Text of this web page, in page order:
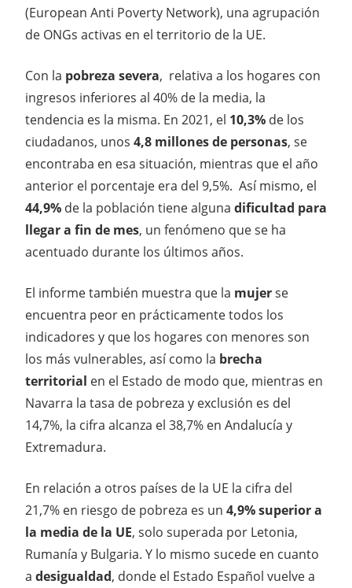
(European Anti Poverty Network), una agrupación
de ONGs activas en el territorio de la UE.
Con la pobreza severa, relativa a los hogares con
ingresos inferiores al 40% de la media, la
tendencia es la misma. En 2021, el 10,3% de los
ciudadanos, unos 4,8 millones de personas, se
encontraba en esa situación, mientras que el año
anterior el porcentaje era del 9,5%. Así mismo, el
44,9% de la población tiene alguna dificultad para
llegar a fin de mes, un fenómeno que se ha
acentuado durante los últimos años.
El informe también muestra que la mujerse
encuentra peor en prácticamente todos los
indicadores y que los hogares con menores son
los más vulnerables, así como la brecha
territorial en el Estado de modo que, mientras en
Navarra la tasa de pobreza y exclusión es del
14,7%, la cifra alcanza el 38,7% en Andalucía y
Extremadura.
En relación a otros países de la UE la cifra del
21,7% en riesgo de pobreza es un 4,9% superiora
la media de la UE, solo superada por Letonia,
Rumanía y Bulgaria. Y lo mismo sucede en cuanto
a desigualdad, donde el Estado Español vuelve a